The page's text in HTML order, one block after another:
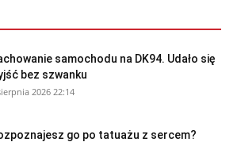
samochodu na DK94. Udało się
bez szwanku
2026 22:14
go po tatuażu z sercem?